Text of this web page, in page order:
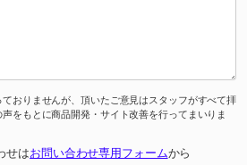
おりませんが、頂いたご意見はスタッフがすべて拝
をもとに商品開発・サイト改善を行ってまいりま
せはお問い合わせ専用フォームから